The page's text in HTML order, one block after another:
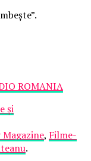
ROMANIA
și
Magazine, Filme-
.